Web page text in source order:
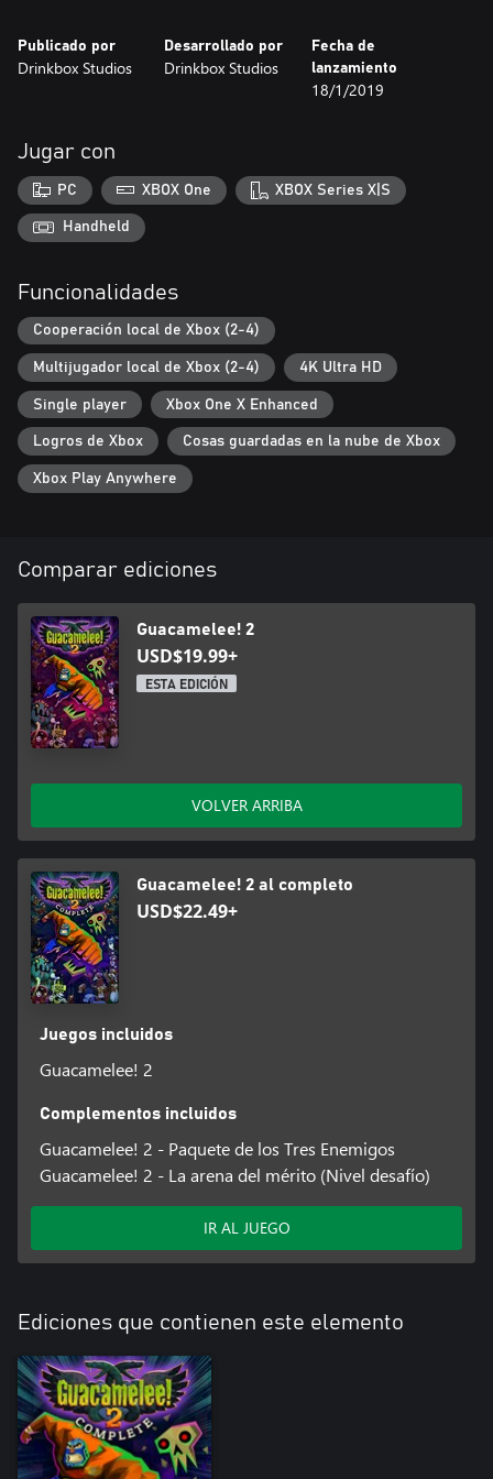
Publicado por
Drinkbox Studios
Desarrollado por
Drinkbox Studios
Fecha de
lanzamiento
18/1/2019
Jugar con
PC XBOX One XBOX Series X|S
Handheld
Funcionalidades
Cooperación local de Xbox (2-4)
Multijugador local de Xbox (2-4) 4K Ultra HD
Single player Xbox One X Enhanced
Logros de Xbox Cosas guardadas en la nube de Xbox
Xbox Play Anywhere
Comparar ediciones
Guacamelee! 2
USD$19.99+
ESTA EDICIÓN
VOLVER ARRIBA
Guacamelee! 2 al completo
USD$22.49+
Juegos incluidos
Guacamelee! 2
Complementos incluidos
Guacamelee! 2 - Paquete de los Tres Enemigos
Guacamelee! 2 - La arena del mérito (Nivel desafío)
IR AL JUEGO
Ediciones que contienen este elemento